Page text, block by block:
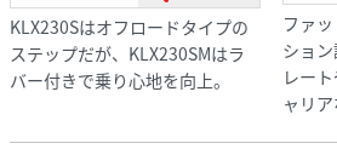
KLX230Sはオフロードタイプの
ステップだが、KLX230SMはラ
バー付きで乗り心地を向上。
ファ
ショ
レー
ャリア